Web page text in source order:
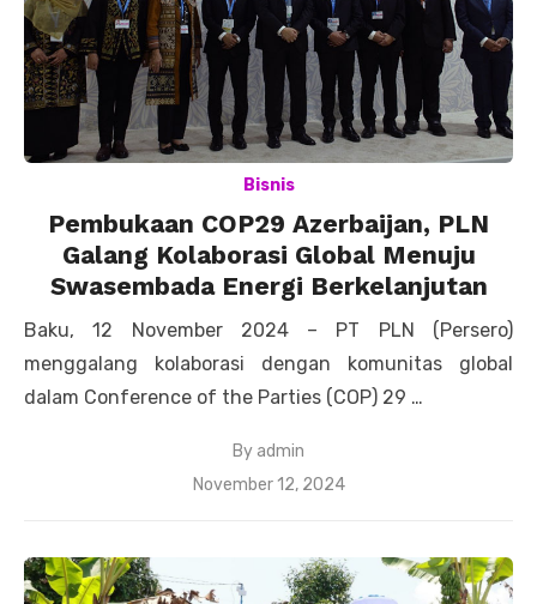
Bisnis
Pembukaan COP29 Azerbaijan, PLN
Galang Kolaborasi Global Menuju
Swasembada Energi Berkelanjutan
Baku, 12 November 2024 – PT PLN (Persero)
menggalang kolaborasi dengan komunitas global
dalam Conference of the Parties (COP) 29 …
By admin
Posted
November 12, 2024